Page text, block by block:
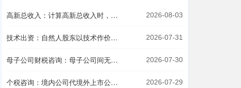
高新总收入：计算高新总收入时，股票收入应按收回本金还是卖出总额确认？ 2026-08-03
技术出资：自然人股东以技术作价出资3000万元，涉及哪些税费？ 2026-07-31
母子公司财税咨询：母子公司间无偿划转股权（一般性重组），划入方账载金额与税收金额如何确认？ 2026-07-30
个税咨询：境内公司代境外上市公司向纸质股票股东支付分红款，是否需代扣代缴个税？股东不申报时税务局是否会追究境内公司？ 2026-07-29